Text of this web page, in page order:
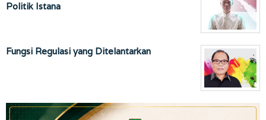
Politik Istana
Fungsi Regulasi yang Ditelantarkan